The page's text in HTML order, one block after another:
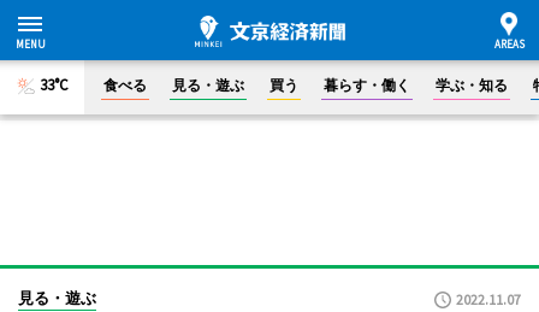
33°C 食べる 見る・遊ぶ 買う 暮らす・働く 学ぶ・知る
見る・遊ぶ 2022.11.07